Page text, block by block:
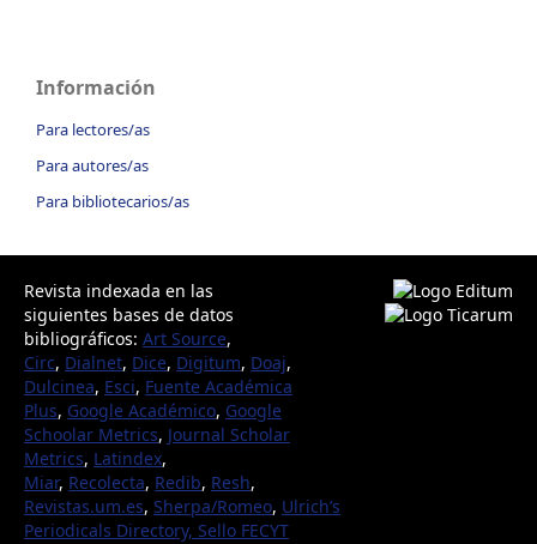
Información
Para lectores/as
Para autores/as
Para bibliotecarios/as
Revista indexada en las
siguientes bases de datos
bibliográficos: Art Source,
Circ, Dialnet, Dice, Digitum, Doaj,
Dulcinea, Esci, Fuente Académica
Plus, Google Académico, Google
Schoolar Metrics, Journal Scholar
Metrics, Latindex,
Miar, Recolecta, Redib, Resh,
Revistas.um.es, Sherpa/Romeo, Ulrich’s
Periodicals Directory, Sello FECYT